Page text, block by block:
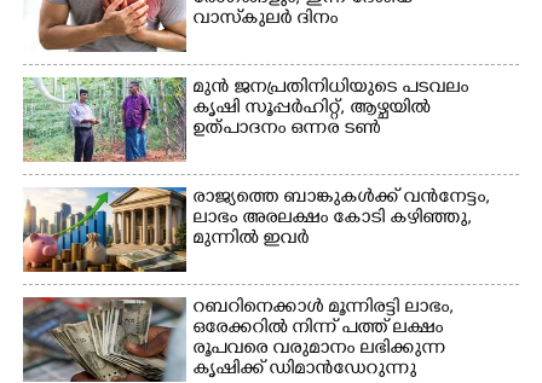
വാസ്‌കുലര്‍ ദിനം
മുൻ ജനപ്രതിനിധിയുടെ പടവലം
കൃഷി സൂപ്പർഹിറ്റ്,​ ആഴ്ചയിൽ
ഉത്പാദനം ഒന്നര ടൺ
രാജ്യത്തെ ബാങ്കുകൾക്ക് വൻനേട്ടം,​
ലാഭം അരലക്ഷം കോടി കഴിഞ്ഞു,​
മുന്നിൽ ഇവർ
റബറിനെക്കാൾ മൂന്നിരട്ടി ലാഭം,​
ഒരേക്കറിൽ നിന്ന് പത്ത് ലക്ഷം
രൂപവരെ വരുമാനം ലഭിക്കുന്ന
കൃഷിക്ക് ഡിമാൻഡേറുന്നു
×
Share this link